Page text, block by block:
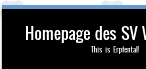
Homepage des SV
This is Erpfental!